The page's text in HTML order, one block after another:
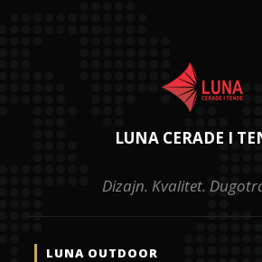
LUNA CERADE I
Dizajn. Kvalitet.
LUNA OUTDOOR